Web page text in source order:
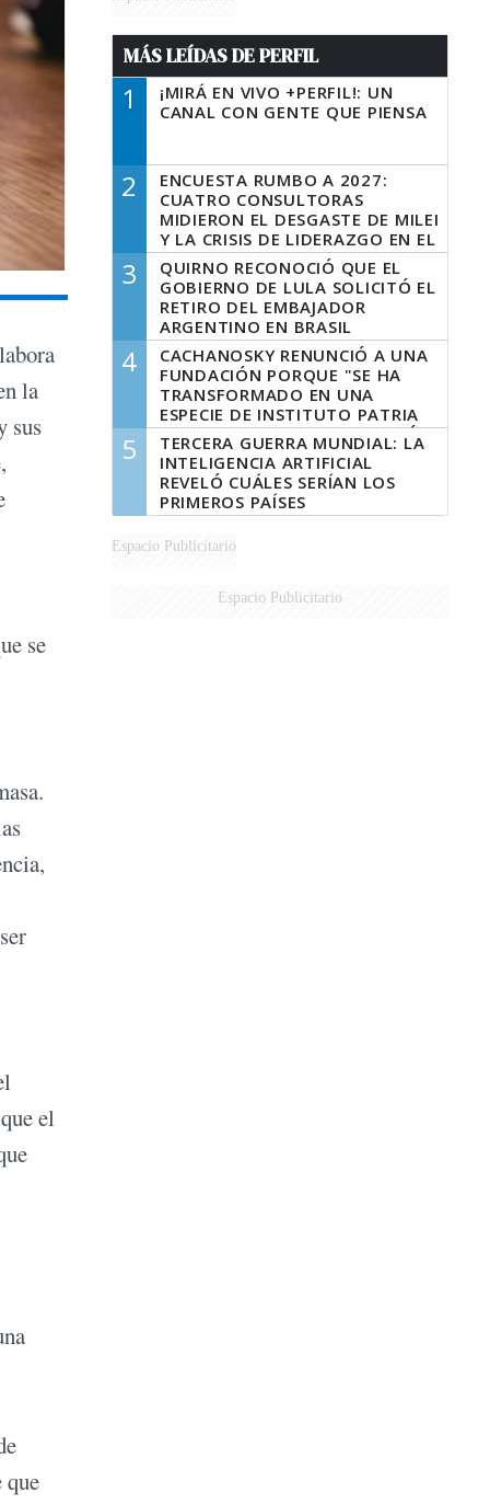
la
sus
se
el
que
MÁS LEÍDAS DE PERFIL
1
¡MIRÁ EN VIVO +PERFIL!: UN
CANAL CON GENTE QUE PIENSA
2
ENCUESTA RUMBO A 2027:
CUATRO CONSULTORAS
MIDIERON EL DESGASTE DE MILEI
Y LA CRISIS DE LIDERAZGO EN EL
PERONISMO
3
QUIRNO RECONOCIÓ QUE EL
GOBIERNO DE LULA SOLICITÓ EL
RETIRO DEL EMBAJADOR
ARGENTINO EN BRASIL
4
CACHANOSKY RENUNCIÓ A UNA
FUNDACIÓN PORQUE "SE HA
TRANSFORMADO EN UNA
ESPECIE DE INSTITUTO PATRIA
INCONDICIONAL DE LA GESTIÓN
DE MILEI"
5
TERCERA GUERRA MUNDIAL: LA
INTELIGENCIA ARTIFICIAL
REVELÓ CUÁLES SERÍAN LOS
PRIMEROS PAÍSES
LATINOAMERICANOS EN SER
DERROTADOS
Espacio Publicitario
Espacio Publicitario